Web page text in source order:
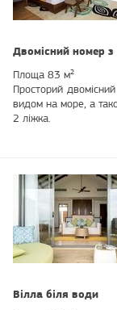
Двомісний номер
Площа 83 м²
Просторий
видом на море, а
2 ліжка.
Вілла біля води